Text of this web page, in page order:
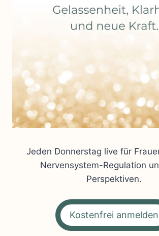
Jeden Donnerstag live für
Nervensystem-Regulation
Perspektiven.
Kostenfrei anmelden